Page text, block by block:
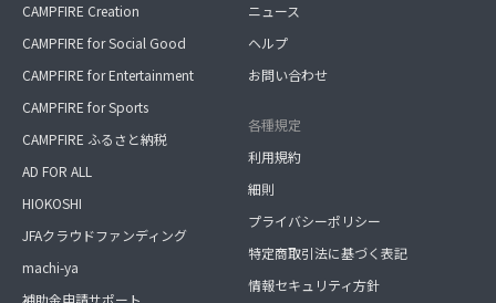
CAMPFIRE Creation
CAMPFIRE for Social Good
CAMPFIRE for Entertainment
CAMPFIRE for Sports
CAMPFIRE ふるさと納税
AD FOR ALL
HIOKOSHI
JFAクラウドファンディング
machi-ya
補助金申請サポート
ニュース
ヘルプ
お問い合わせ
各種規定
利用規約
細則
プライバシーポリシー
特定商取引法に基づく表記
情報セキュリティ方針